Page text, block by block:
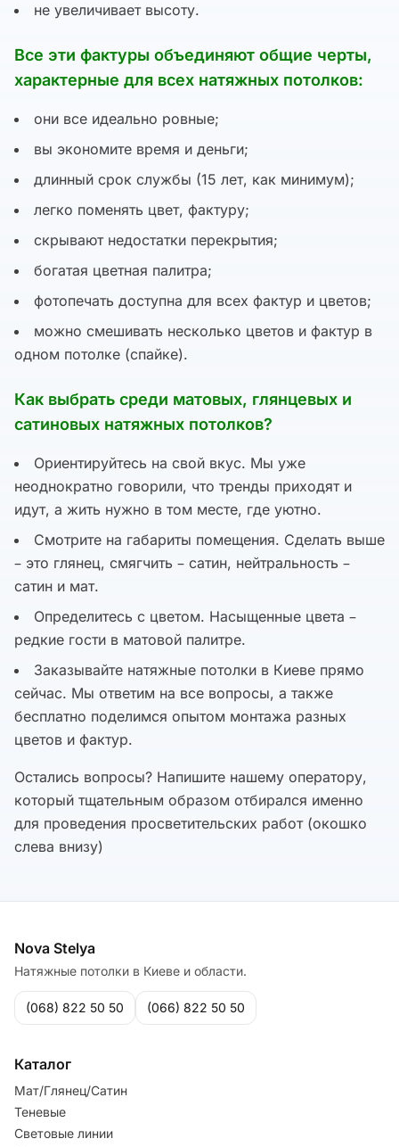
не увеличивает высоту.
Все эти фактуры объединяют общие черты,
характерные для всех натяжных потолков:
они все идеально ровные;
вы экономите время и деньги;
длинный срок службы (15 лет, как минимум);
легко поменять цвет, фактуру;
скрывают недостатки перекрытия;
богатая цветная палитра;
фотопечать доступна для всех фактур и цветов;
можно смешивать несколько цветов и фактур в
одном потолке (спайке).
Как выбрать среди матовых, глянцевых и
сатиновых натяжных потолков?
Ориентируйтесь на свой вкус. Мы уже
неоднократно говорили, что тренды приходят и
идут, а жить нужно в том месте, где уютно.
Смотрите на габариты помещения. Сделать выше
– это глянец, смягчить – сатин, нейтральность –
сатин и мат.
Определитесь с цветом. Насыщенные цвета –
редкие гости в матовой палитре.
Заказывайте натяжные потолки в Киеве прямо
сейчас. Мы ответим на все вопросы, а также
бесплатно поделимся опытом монтажа разных
цветов и фактур.
Остались вопросы? Напишите нашему оператору,
который тщательным образом отбирался именно
для проведения просветительских работ (окошко
слева внизу)
Nova Stelya
Натяжные потолки в Киеве и области.
(068) 822 50 50 (066) 822 50 50
Каталог
Мат/Глянец/Сатин
Теневые
Световые линии